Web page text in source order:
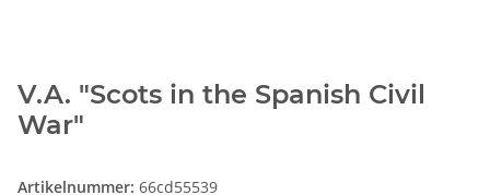
V.A. "Scots in the Spanish Civil
War"
Artikelnummer: 66cd55539